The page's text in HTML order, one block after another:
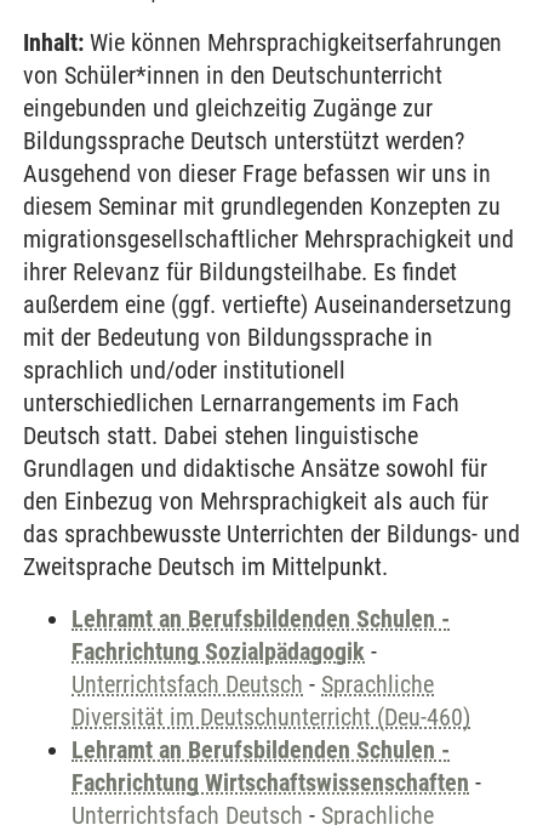
Inhalt: Wie können Mehrsprachigkeitserfahrungen
von Schüler*innen in den Deutschunterricht
eingebunden und gleichzeitig Zugänge zur
Bildungssprache Deutsch unterstützt werden?
Ausgehend von dieser Frage befassen wir uns in
diesem Seminar mit grundlegenden Konzepten zu
migrationsgesellschaftlicher Mehrsprachigkeit und
ihrer Relevanz für Bildungsteilhabe. Es findet
außerdem eine (ggf. vertiefte) Auseinandersetzung
mit der Bedeutung von Bildungssprache in
sprachlich und/oder institutionell
unterschiedlichen Lernarrangements im Fach
Deutsch statt. Dabei stehen linguistische
Grundlagen und didaktische Ansätze sowohl für
den Einbezug von Mehrsprachigkeit als auch für
das sprachbewusste Unterrichten der Bildungs- und
Zweitsprache Deutsch im Mittelpunkt.
Lehramt an Berufsbildenden Schulen -
Fachrichtung Sozialpädagogik -
Unterrichtsfach Deutsch - Sprachliche
Diversität im Deutschunterricht (Deu-460)
Lehramt an Berufsbildenden Schulen -
Fachrichtung Wirtschaftswissenschaften -
Unterrichtsfach Deutsch - Sprachliche